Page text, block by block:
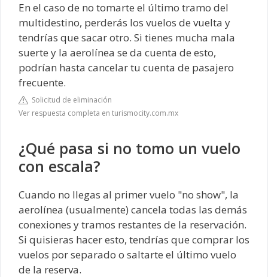
En el caso de no tomarte el último tramo del
multidestino, perderás los vuelos de vuelta y
tendrías que sacar otro. Si tienes mucha mala
suerte y la aerolínea se da cuenta de esto,
podrían hasta cancelar tu cuenta de pasajero
frecuente.
Solicitud de eliminación
Ver respuesta completa en turismocity.com.mx
¿Qué pasa si no tomo un vuelo
con escala?
Cuando no llegas al primer vuelo "no show", la
aerolínea (usualmente) cancela todas las demás
conexiones y tramos restantes de la reservación.
Si quisieras hacer esto, tendrías que comprar los
vuelos por separado o saltarte el último vuelo
de la reserva.